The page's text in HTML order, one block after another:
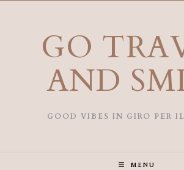
GO
AND
GOOD VIBES IN GIRO PER
MENU